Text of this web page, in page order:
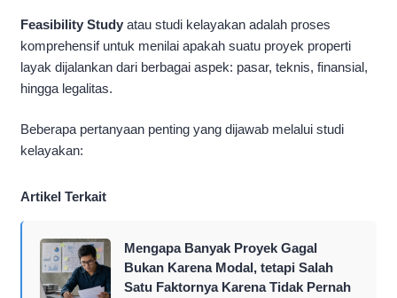
Feasibility Study atau studi kelayakan adalah proses
komprehensif untuk menilai apakah suatu proyek properti
layak dijalankan dari berbagai aspek: pasar, teknis, finansial,
hingga legalitas.
Beberapa pertanyaan penting yang dijawab melalui studi
kelayakan:
Artikel Terkait
Mengapa Banyak Proyek Gagal
Bukan Karena Modal, tetapi Salah
Satu Faktornya Karena Tidak Pernah